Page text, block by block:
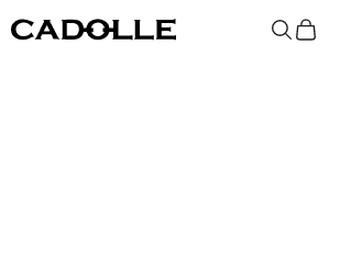
Cadolle
Recherche
Panier